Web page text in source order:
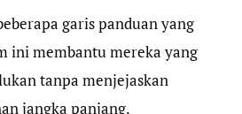
garis panduan yang
ini membantu mereka yang
tanpa menjejaskan
jangka panjang.